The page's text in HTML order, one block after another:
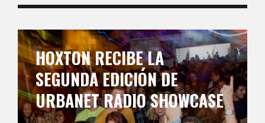
HOXTON RECIBE LA
SEGUNDA EDICIÓN DE
URBANET RADIO SHOWCASE